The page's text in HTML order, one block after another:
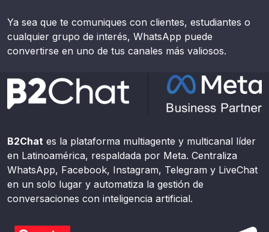
Ya sea que te comuniques con clientes, estudiantes o
cualquier grupo de interés, WhatsApp puede
convertirse en uno de tus canales más valiosos.
B2Chat es la plataforma multiagente y multicanal líder
en Latinoamérica, respaldada por Meta. Centraliza
WhatsApp, Facebook, Instagram, Telegram y LiveChat
en un solo lugar y automatiza la gestión de
conversaciones con inteligencia artificial.